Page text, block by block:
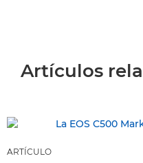
Artículos
ARTÍCULO